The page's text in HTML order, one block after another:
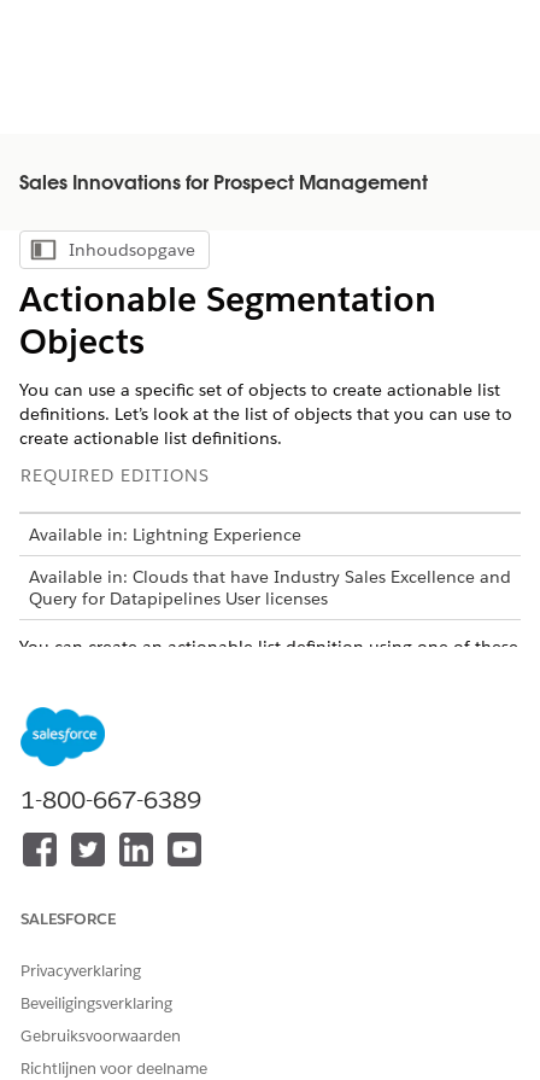
Sales Innovations for Prospect Management
Inhoudsopgave weergeven
Inhoudsopgave
Actionable Segmentation
Objects
You can use a specific set of objects to create actionable list
definitions. Let’s look at the list of objects that you can use to
create actionable list definitions.
REQUIRED EDITIONS
Available in: Lightning Experience
Available in: Clouds that have Industry Sales Excellence and
Query for Datapipelines User licenses
You can create an actionable list definition using one of these
List of objects
CLOUD
All Clouds
1-800-667-6389
SALESFORCE
Privacyverklaring
Beveiligingsverklaring
Gebruiksvoorwaarden
Richtlijnen voor deelname